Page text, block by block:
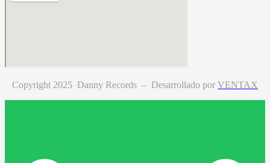
Copyright 2025 Danny Records – Desarrollado por VENTAX